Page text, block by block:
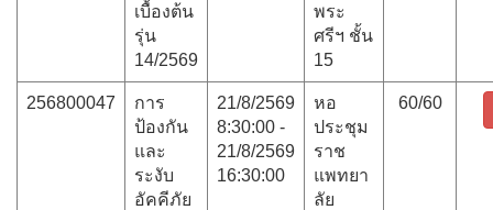
เบื้องต้น
รุ่น
14/2569
พระ
ศรีฯ ชั้น
15
256800047
การ
ป้องกัน
และ
ระงับ
อัคคีภัย
21/8/2569
8:30:00 -
21/8/2569
16:30:00
หอ
ประชุม
ราช
แพทยา
ลัย
60/60